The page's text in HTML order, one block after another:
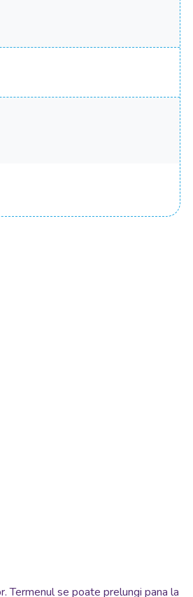
Termenul se poate prelungi pana la